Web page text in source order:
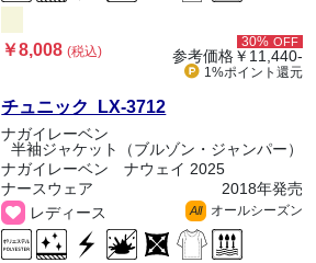
￥8,008(税込)
30% OFF
参考価格￥11,440-
1%ポイント 還元
チュニック LX-3712
ナガイレーベン
半袖ジャケット（ブルゾン・ジャンパー）
ナガイレーベン ナウェイ 2025
ナースウェア
2018年発売
レディース
All オールシーズン